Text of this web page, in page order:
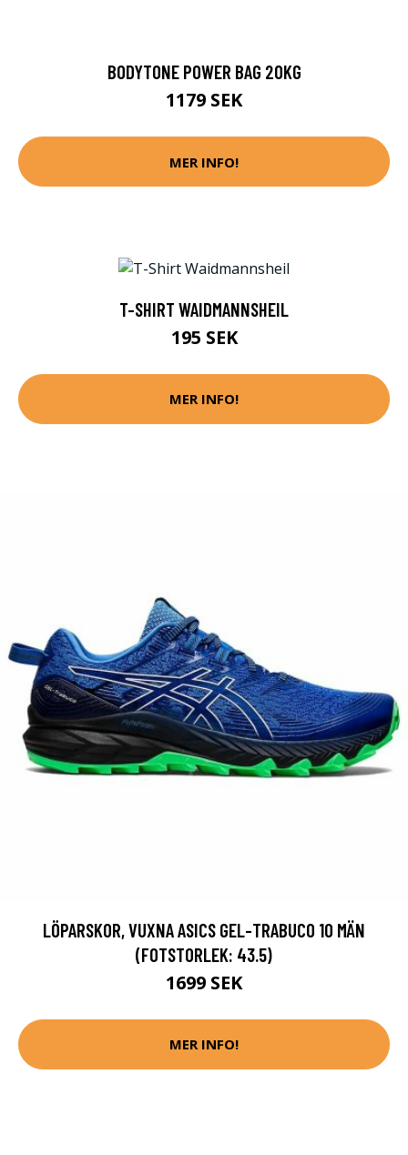
BODYTONE POWER BAG 20KG
1179 SEK
MER INFO!
T-SHIRT WAIDMANNSHEIL
195 SEK
MER INFO!
LÖPARSKOR, VUXNA ASICS GEL-TRABUCO 10 MÄN
(FOTSTORLEK: 43.5)
1699 SEK
MER INFO!